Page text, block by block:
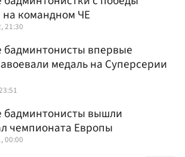
на командном ЧЕ
21:30
бадминтонисты впервые
медаль на Суперсерии
бадминтонисты вышли
чемпионата Европы
00:00